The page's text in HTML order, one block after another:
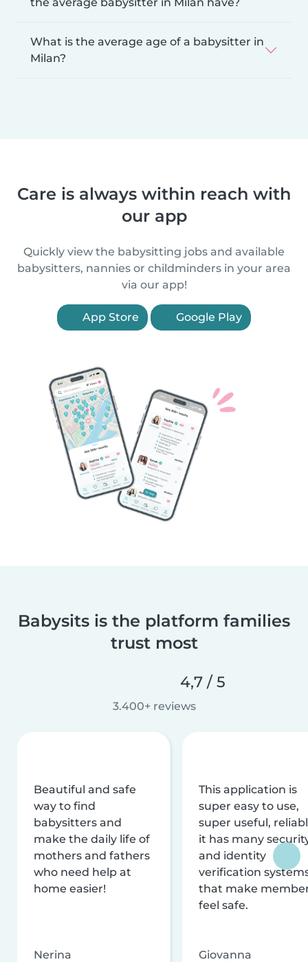
What is the average age of a babysitter in
Milan?
Care is always within reach with
our app
Quickly view the babysitting jobs and available
babysitters, nannies or childminders in your area
via our app!
App Store Google Play
Babysits is the platform families
trust most
4,7 / 5
3.400+ reviews
Beautiful and safe
way to find
babysitters and
make the daily life of
mothers and fathers
who need help at
home easier!
Nerina
This application is
super easy to use,
super useful,
it has many
and identity
verification
that make
feel safe.
Giovanna